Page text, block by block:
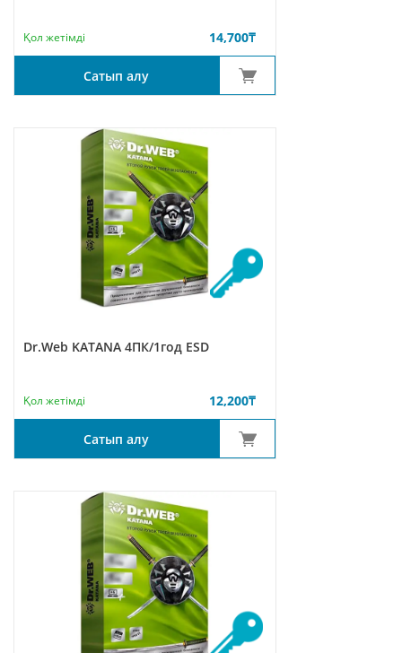
Қол жетімді 14,700₸
Сатып алу
Dr.Web KATANA 4ПК/1год ESD
Қол жетімді 12,200₸
Сатып алу